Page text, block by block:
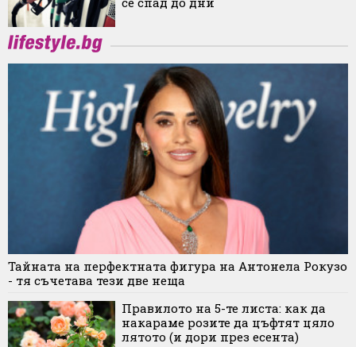
Тайната на перфектната фигура на Антонела Рокузо
- тя съчетава тези две неща
Правилото на 5-те листа: как да
накараме розите да цъфтят цяло
лятото (и дори през есента)